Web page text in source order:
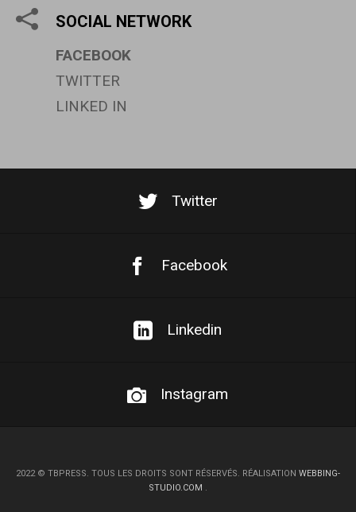
SOCIAL NETWORK
FACEBOOK
TWITTER
LINKED IN
Twitter
Facebook
Linkedin
Instagram
2022 © TBPRESS. TOUS LES DROITS SONT RÉSERVÉS. RÉALISATION WEBBING-
STUDIO.COM .